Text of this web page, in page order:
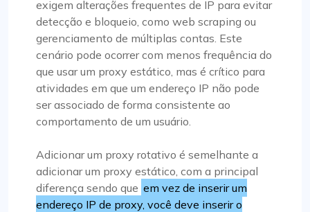
exigem alterações frequentes de IP para evitar
detecção e bloqueio, como web scraping ou
gerenciamento de múltiplas contas. Este
cenário pode ocorrer com menos frequência do
que usar um proxy estático, mas é crítico para
atividades em que um endereço IP não pode
ser associado de forma consistente ao
comportamento de um usuário.
Adicionar um proxy rotativo é semelhante a
adicionar um proxy estático, com a principal
diferença sendo que em vez de inserir um
endereço IP de proxy, você deve inserir o